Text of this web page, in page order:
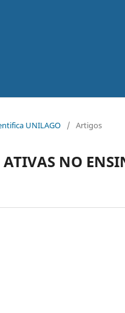
UNILAGO / Artigos
NO